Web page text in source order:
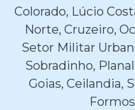
Colorado, Lúcio
Norte, Cruzeiro,
Setor Militar
Sobradinho,
Goias, Ceilandia,